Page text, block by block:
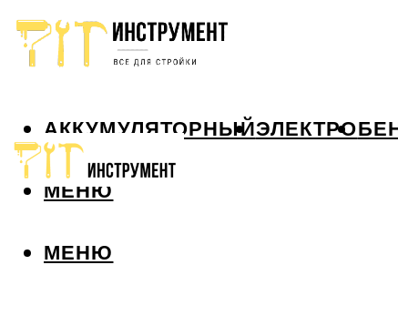
АККУМУЛЯТОРНЫЙЭЛЕКТРО
МЕНЮ
МЕНЮ